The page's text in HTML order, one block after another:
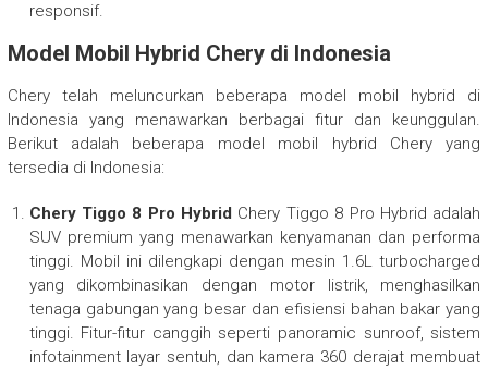
responsif.
Model Mobil Hybrid Chery di Indonesia
Chery telah meluncurkan beberapa model mobil hybrid di
Indonesia yang menawarkan berbagai fitur dan keunggulan.
Berikut adalah beberapa model mobil hybrid Chery yang
tersedia di Indonesia:
Chery Tiggo 8 Pro Hybrid Chery Tiggo 8 Pro Hybrid adalah
SUV premium yang menawarkan kenyamanan dan performa
tinggi. Mobil ini dilengkapi dengan mesin 1.6L turbocharged
yang dikombinasikan dengan motor listrik, menghasilkan
tenaga gabungan yang besar dan efisiensi bahan bakar yang
tinggi. Fitur-fitur canggih seperti panoramic sunroof, sistem
infotainment layar sentuh, dan kamera 360 derajat membuat